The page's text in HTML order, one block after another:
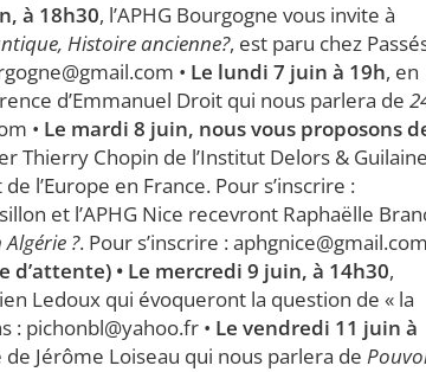
à 18h30, l’APHG Bourgogne vous invite à
Histoire ancienne?, est paru chez
• Le lundi 7 juin à 19h, en
d’Emmanuel Droit qui nous parlera de
• Le mardi 8 juin, nous vous proposons
Thierry Chopin de l’Institut Delors & Guilaine
l’Europe en France. Pour s’inscrire :
et l’APHG Nice recevront Raphaëlle
?. Pour s’inscrire : aphgnice@gmail.com
d’attente) • Le mercredi 9 juin, à 14h30,
Ledoux qui évoqueront la question de « la
: pichonbl@yahoo.fr • Le vendredi 11 juin à
Jérôme Loiseau qui nous parlera de